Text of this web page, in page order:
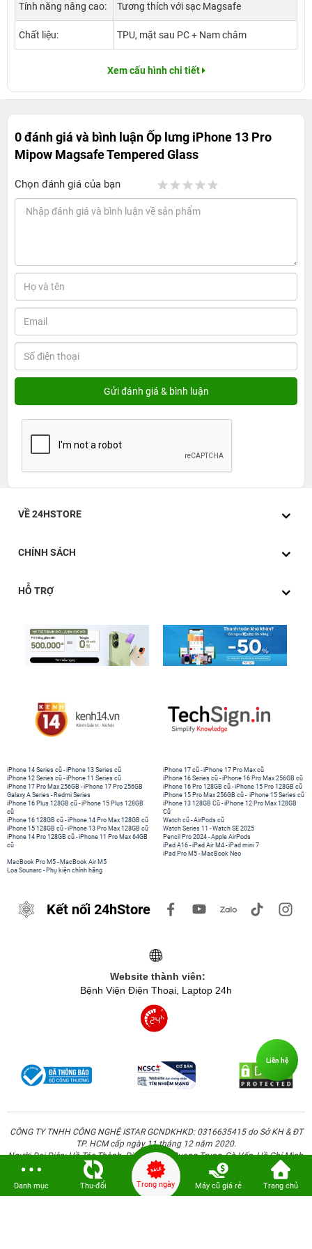
Tính năng nâng cao: Tương thích với sạc Magsafe
Chất liệu: TPU, mặt sau PC + Nam châm
Xem cấu hình chi tiết
0 đánh giá và bình luậnỐp lưng iPhone 13 Pro
Mipow Magsafe Tempered Glass
Chọn đánh giá của bạn
VỀ 24HSTORE
CHÍNH SÁCH
HỖ TRỢ
iPhone 14 Series cũ -iPhone 13 Series cũ
iPhone 12 Series cũ -iPhone 11 Series cũ
iPhone 17 Pro Max 256GB -iPhone 17 Pro 256GB
Galaxy A Series - Redmi Series
iPhone 17 cũ -iPhone 17 Pro Max cũ
iPhone 16 Series cũ - iPhone 16 Pro Max 256GB cũ
iPhone 16 Pro 128GB cũ -iPhone 15 Pro 128GB cũ
iPhone 15 Pro Max 256GB cũ - iPhone 15 Series cũ
iPhone 16 Plus 128GB cũ -iPhone 15 Plus 128GB
cũ
iPhone 16 128GB cũ -iPhone 14 Pro Max 128GB cũ
iPhone 15 128GB cũ -iPhone 13 Pro Max 128GB cũ
iPhone 14 Pro 128GB cũ -iPhone 11 Pro Max 64GB
cũ
iPhone 13 128GB Cũ -iPhone 12 Pro Max 128GB
Cũ
Watch cũ -AirPods cũ
Watch Series 11 -Watch SE 2025
Pencil Pro 2024 -Apple AirPods
iPad A16 -iPad Air M4 -iPad mini 7
iPad Pro M5 - MacBook Neo
MacBook Pro M5 - MacBook Air M5
Loa Sounarc - Phụ kiện chính hãng
Kết nối 24hStore
Website thành viên:
Bệnh Viện Điện Thoại, Laptop 24h
CÔNG TY TNHH CÔNG NGHỆ ISTAR GCNDKHKD: 0316635415 do Sở KH & ĐT
TP. HCM cấp ngày 11 tháng 12 năm 2020.
Người Đại Diện: Hồ Tác Thành. Địa chỉ: 389 Quang Trung, Gò Vấp, Hồ Chí Minh.
Danh mục Thu-đổi Trong ngày Máy cũ giá rẻ Trang chủ
Liên hệ